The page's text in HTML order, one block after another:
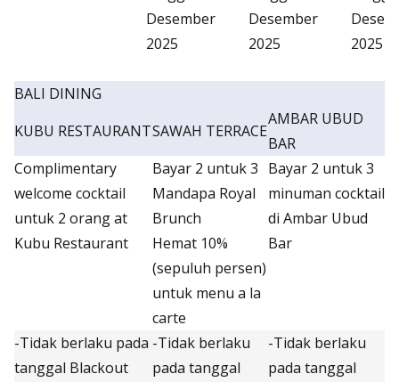
Desember
2025
Desember
2025
2025
BALI DINING
KUBU RESTAURANTSAWAH TERRACE
AMBAR UBUD
BAR
Complimentary
welcome cocktail
untuk 2 orang at
Kubu Restaurant
Bayar 2 untuk 3
Mandapa Royal
Brunch
Hemat 10%
(sepuluh persen)
untuk menu a la
carte
Bayar 2 untuk 3
minuman cocktail
di Ambar Ubud
Bar
-Tidak berlaku pada
tanggal Blackout
-Tidak berlaku
pada tanggal
-Tidak berlaku
pada tanggal